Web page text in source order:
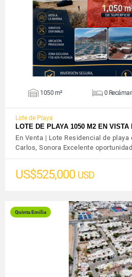
VER
1050 m² 0
Lote de Playa
LOTE DE PLAYA 1050 M2 EN
En Venta | Lote Residencial de playa
Carlos, Sonora Excelente
US$525,000 USD
Quinta Emilia
VER